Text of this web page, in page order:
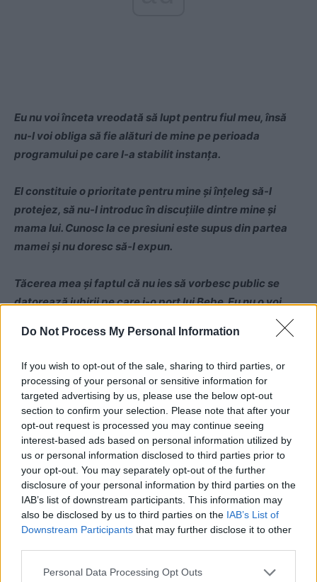
Do Not Process My Personal Information
If you wish to opt-out of the sale, sharing to third parties, or
processing of your personal or sensitive information for
targeted advertising by us, please use the below opt-out
section to confirm your selection. Please note that after your
opt-out request is processed you may continue seeing
interest-based ads based on personal information utilized by
us or personal information disclosed to third parties prior to
your opt-out. You may separately opt-out of the further
disclosure of your personal information by third parties on the
IAB’s list of downstream participants. This information may
also be disclosed by us to third parties on the IAB’s List of
Downstream Participants that may further disclose it to other
Personal Data Processing Opt Outs
Eu nu voi înceta vreodată să lupt pentru fiul meu, însă
nu-l voi obliga să fie alături de mine pe perioada
programului pe care l-a stabilit instanța.
El constituie o prioritate pentru mine și înțeleg să-l
protejez, să nu-l introduc în discuțiile dintre mine și
mama lui. Cunosc la ce presiuni este supus din partea
mamei și nu doresc să-l expun.
Tăcerea mea și faptul că nu ies să vorbesc public se
datorează iubirii pe care i-o port lui Bebe. Eu nu o voi
VIDEO: Reportaj din vremurile „marii iubiri”
dintre Reghe și Prodanca